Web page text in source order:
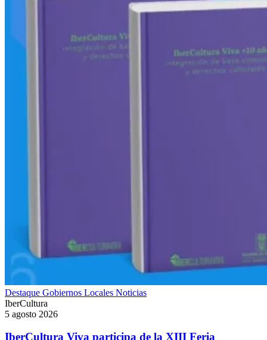
Destaque Gobiernos Locales Noticias
IberCultura
5 agosto 2026
IberCultura Viva participa de la XIII Feria